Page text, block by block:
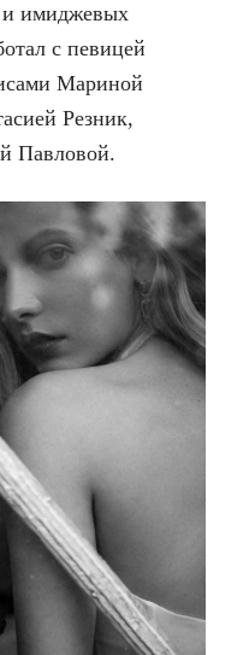
и имиджевых
с певицей
Мариной
Резник,
Павловой.